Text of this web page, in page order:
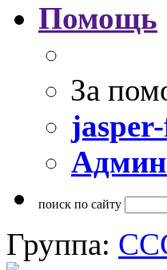
Помощь
За
поиск по сайту
Группа: